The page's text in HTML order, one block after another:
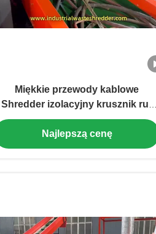
Miękkie przewody kablowe
Shredder izolacyjny krusznik rur
wysokiej wytrzymałości narzędzie
stopu stalowego duża pojemność
Najlepszą cenę